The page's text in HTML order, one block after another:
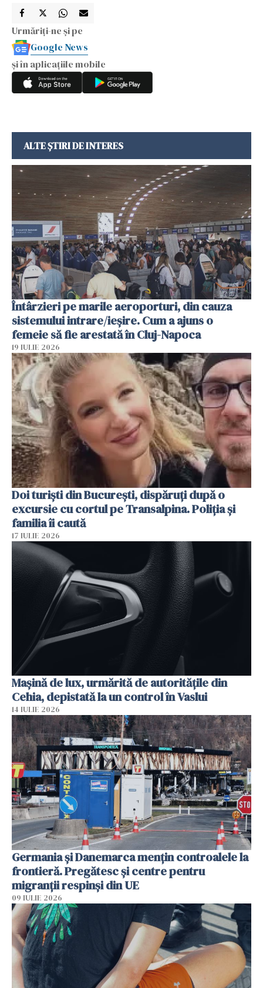
Urmăriți-ne și pe
Google News
și în aplicațiile mobile
ALTE ȘTIRI DE INTERES
Întârzieri pe marile aeroporturi, din cauza
sistemului intrare/ieșire. Cum a ajuns o
femeie să fie arestată în Cluj-Napoca
19 IULIE 2026
Doi turiști din București, dispăruți după o
excursie cu cortul pe Transalpina. Poliția și
familia îi caută
17 IULIE 2026
Mașină de lux, urmărită de autoritățile din
Cehia, depistată la un control în Vaslui
14 IULIE 2026
Germania și Danemarca mențin controalele la
frontieră. Pregătesc și centre pentru
migranții respinși din UE
09 IULIE 2026